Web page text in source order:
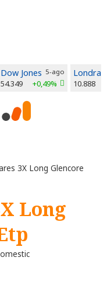
Dow Jones 5-ago
54.349 +0,49%
Londra
10.888
3X Long Glencore
Long